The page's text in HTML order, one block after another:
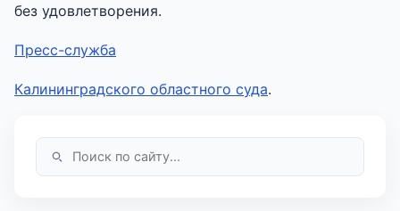
без удовлетворения.
Пресс-служба
Калининградского областного суда.